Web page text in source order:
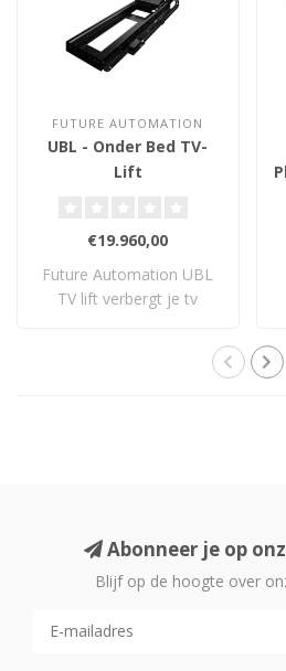
FUTURE AUTOMATION
UBL - Onder Bed TV-
Lift
€19.960,00
Future Automation UBL
TV lift verbergt je tv
Abonneer je op
Blijf op de hoogte over